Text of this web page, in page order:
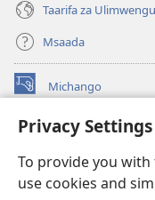
Privacy Settings
To provide you
use cookies and
Taarifa za
Msaada
Michango
(opens
window)Watchtower
new
window)JW Hub ®
(opens